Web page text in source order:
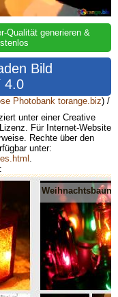
Qualität generieren &
Bild
4.0
Photobank torange.biz) /
unter einer Creative
Für Internet-Website
Rechte über den
unter:
Weihnachtsbaum